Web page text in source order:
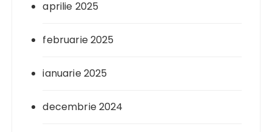
aprilie 2025
februarie 2025
ianuarie 2025
decembrie 2024